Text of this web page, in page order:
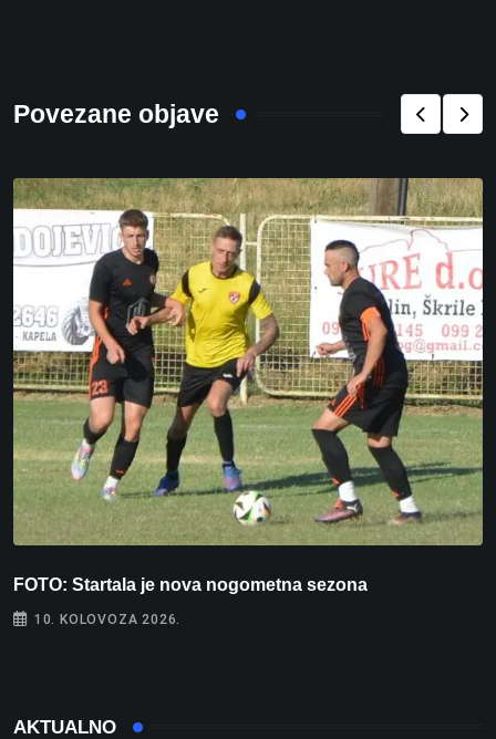
Povezane objave
FOTO: Startala je nova nogometna sezona
10. KOLOVOZA 2026.
AKTUALNO